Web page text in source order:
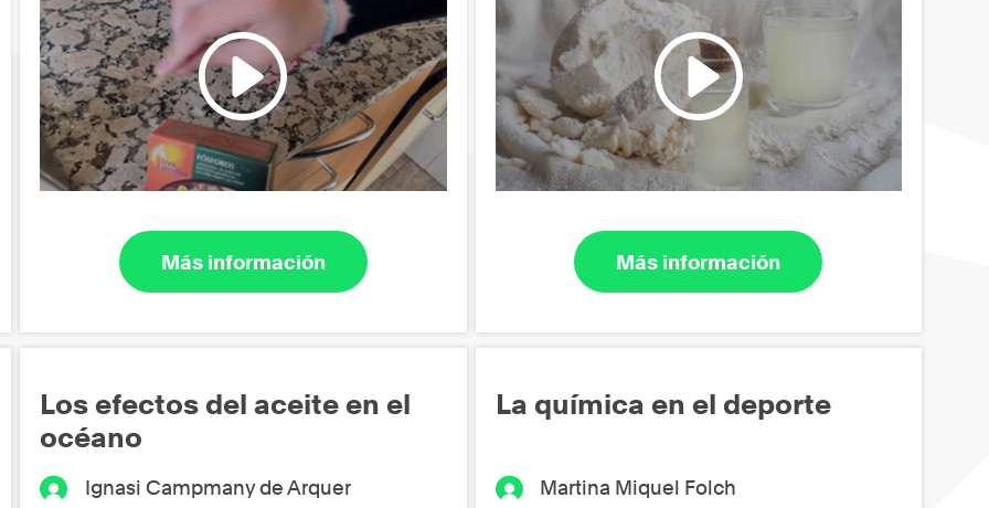
Más información Más información
Los efectos del aceite en el
océano
Ignasi Campmany de Arquer
La química en el deporte
Martina Miquel Folch